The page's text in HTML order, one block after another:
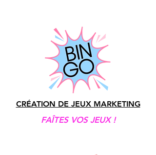
CRÉATION DE JEUX MARKETING
FAÎTES VOS JEUX !